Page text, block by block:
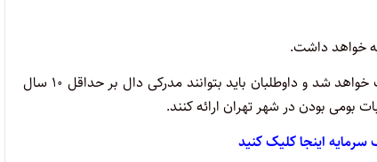
از داوطلبان واجد شرایط برای مصاحبه و طی مراحل پذیرش به صورت تلفنی دعوت خواهد شد و داوطلبان باید بتوانند مدرکی دال بر حداقل ۱۰ سال
بومی بودن در شهر تهران ارائه کنند.
سرمایه اینجا کلیک کنید